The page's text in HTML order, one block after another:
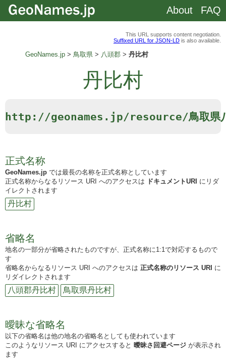
This URL supports content negotiation.
Suffixed URL for JSON-LD is also available.
GeoNames.jp 鳥取県 八頭郡 丹比村
丹比村
http://geonames.jp/resource/鳥取県八
正式名称
GeoNames.jp では最長の名称を正式名称としています
正式名称からなるリソース URI へのアクセスは ドキュメントURI にリダ
イレクトされます
丹比村
省略名
地名の一部分が省略されたものですが、正式名称に1:1で対応するもので
す
省略名からなるリソース URI へのアクセスは 正式名称のリソース URI に
リダイレクトされます
八頭郡丹比村 鳥取県丹比村
曖昧な省略名
以下の省略名は他の地名の省略名としても使われています
このようなリソース URI にアクセスすると 曖昧さ回避ページ が表示され
ます
About FAQ